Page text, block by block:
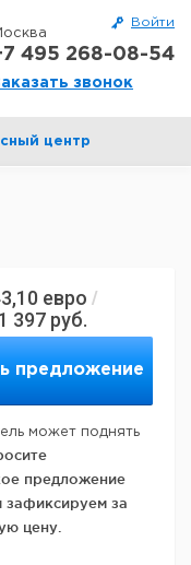
Войти
495 268-08-54
звонок
центр
евро /
397 руб.
предложение
может поднять
предложение
зафиксируем за
цену.